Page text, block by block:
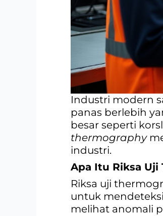
Industri modern
panas berlebih
besar seperti
thermography
industri.
Apa Itu Riksa Uji
Riksa uji
untuk
melihat anomali